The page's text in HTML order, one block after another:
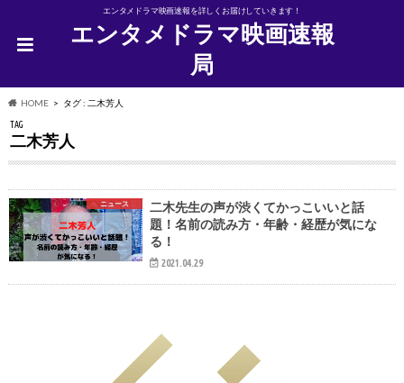
エンタメドラマ映画速報を詳しくお届けしていきます！
エンタメドラマ映画速報
局
HOME タグ : 二木芳人
TAG
二木芳人
ニュース
二木先生の声が渋くてかっこいいと話
題！名前の読み方・年齢・経歴が気にな
る！
2021.04.29